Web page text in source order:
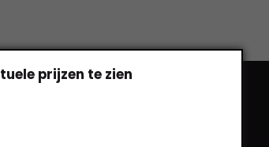
prijzen te zien